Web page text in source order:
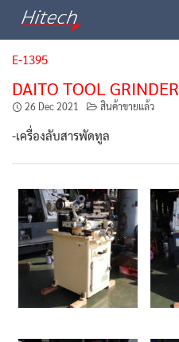
E-1395
DAITO TOOL GRINDER
26 Dec 2021 สินค้าขายแล้ว
-เครื่องลับสารพัดทูล